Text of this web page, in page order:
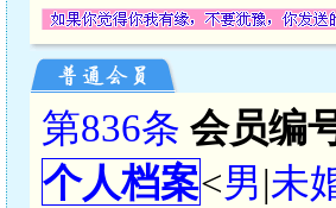
第836条 会员编
个人档案<男|未